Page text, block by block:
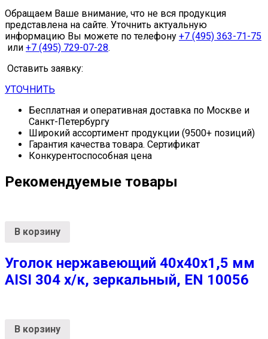
Обращаем Ваше внимание, что не вся продукция
представлена на сайте. Уточнить актуальную
информацию Вы можете по телефону +7 (495) 363-71-75
или +7 (495) 729-07-28.
Оставить заявку:
УТОЧНИТЬ
Бесплатная и оперативная доставка по Москве и
Санкт-Петербургу
Широкий ассортимент продукции (9500+ позиций)
Гарантия качества товара. Сертификат
Конкурентоспособная цена
Рекомендуемые товары
В корзину
Уголок нержавеющий 40х40х1,5 мм
AISI 304 х/к, зеркальный, EN 10056
В корзину